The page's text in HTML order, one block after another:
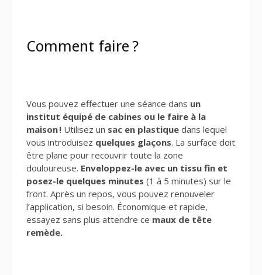
Comment faire ?
Vous pouvez effectuer une séance dans un
institut équipé de cabines ou le faire à la
maison ! Utilisez un sac en plastique dans lequel
vous introduisez quelques glaçons. La surface doit
être plane pour recouvrir toute la zone
douloureuse. Enveloppez-le avec un tissu fin et
posez-le quelques minutes (1 à 5 minutes) sur le
front. Après un repos, vous pouvez renouveler
l’application, si besoin. Économique et rapide,
essayez sans plus attendre ce maux de tête
remède.